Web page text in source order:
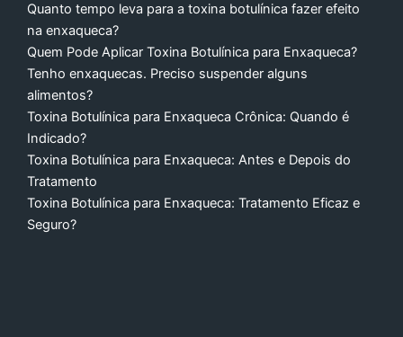
Quanto tempo leva para a toxina botulínica fazer efeito
na enxaqueca?
Quem Pode Aplicar Toxina Botulínica para Enxaqueca?
Tenho enxaquecas. Preciso suspender alguns
alimentos?
Toxina Botulínica para Enxaqueca Crônica: Quando é
Indicado?
Toxina Botulínica para Enxaqueca: Antes e Depois do
Tratamento
Toxina Botulínica para Enxaqueca: Tratamento Eficaz e
Seguro?